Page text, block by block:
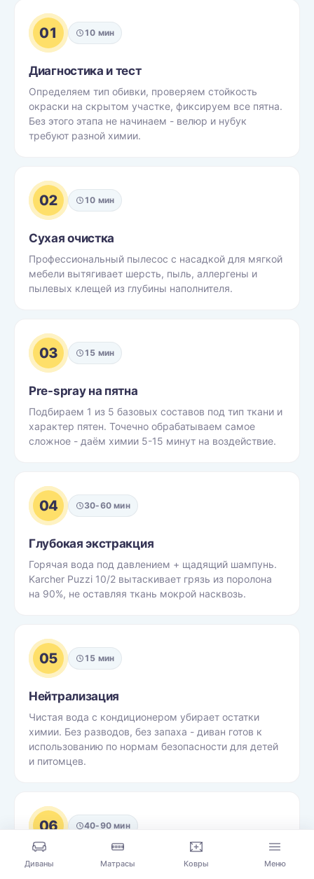
01 10 мин
Диагностика и тест
Определяем тип обивки, проверяем стойкость
окраски на скрытом участке, фиксируем все пятна.
Без этого этапа не начинаем - велюр и нубук
требуют разной химии.
02 10 мин
Сухая очистка
Профессиональный пылесос с насадкой для мягкой
мебели вытягивает шерсть, пыль, аллергены и
пылевых клещей из глубины наполнителя.
03 15 мин
Pre-spray на пятна
Подбираем 1 из 5 базовых составов под тип ткани и
характер пятен. Точечно обрабатываем самое
сложное - даём химии 5-15 минут на воздействие.
04 30-60 мин
Глубокая экстракция
Горячая вода под давлением + щадящий шампунь.
Karcher Puzzi 10/2 вытаскивает грязь из поролона
на 90%, не оставляя ткань мокрой насквозь.
05 15 мин
Нейтрализация
Чистая вода с кондиционером убирает остатки
химии. Без разводов, без запаха - диван готов к
использованию по нормам безопасности для детей
и питомцев.
06 40-90 мин
Сушка и приёмка
Диваны Матрасы Ковры Меню